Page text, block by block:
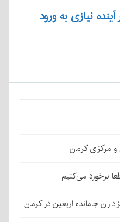
نیازی به ورود
و مرکزی کرمان
برخورد می‌کنیم